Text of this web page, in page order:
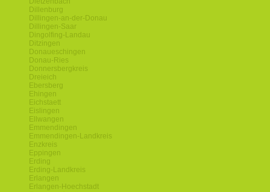
Dillenburg
Dillingen-an-der-Donau
Dillingen-Saar
Dingolfing-Landau
Ditzingen
Donaueschingen
Donau-Ries
Donnersbergkreis
Dreieich
Ebersberg
Ehingen
Eichstaett
Eislingen
Ellwangen
Emmendingen
Emmendingen-Landkreis
Enzkreis
Eppingen
Erding
Erding-Landkreis
Erlangen
Erlangen-Hoechstadt